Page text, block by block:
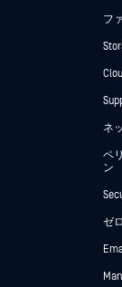
フ
ネ
ペ
ン
ゼ